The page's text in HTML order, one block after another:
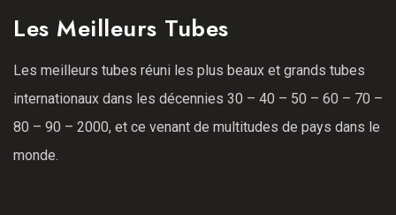
Les Meilleurs Tubes
Les meilleurs tubes réuni les plus beaux et grands tubes
internationaux dans les décennies 30 – 40 – 50 – 60 – 70 –
80 – 90 – 2000, et ce venant de multitudes de pays dans le
monde.